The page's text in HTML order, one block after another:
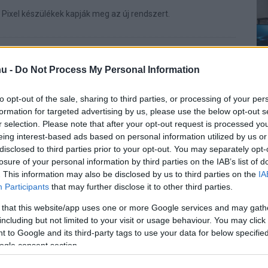
- Do Not Process My Personal Information
opt-out of the sale, sharing to third parties, or processing of your
for targeted advertising by us, please use the below opt-out
selection. Please note that after your opt-out request is processed
interest-based ads based on personal information utilized by us
to third parties prior to your opt-out. You may separately
of your personal information by third parties on the IAB’s list of
This information may also be disclosed by us to third parties on the
Participants that may further disclose it to other third parties.
that this website/app uses one or more Google services and may
but not limited to your visit or usage behaviour. You may
to Google and its third-party tags to use your data for below
consent section.
Pixel készülékek kapják meg az új rendszert.
elkezdi összekötni a saját
jön a Continue On funkció.
tényleg ezt szeretnéd csinálni?
18:13
Point funkciója 10 másodperces fekvőrendőrt tesz
görgetés közé. Nem nagy dolog, de legalább
a tartalomgyártók életét az Android